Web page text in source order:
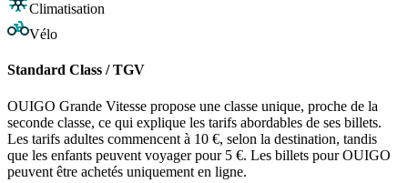
Climatisation
Vélo
Standard Class / TGV
OUIGO Grande Vitesse propose une classe unique, proche de la
seconde classe, ce qui explique les tarifs abordables de ses billets.
Les tarifs adultes commencent à 10 €, selon la destination, tandis
que les enfants peuvent voyager pour 5 €. Les billets pour OUIGO
peuvent être achetés uniquement en ligne.